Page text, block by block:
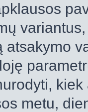
atsakymo
metu,